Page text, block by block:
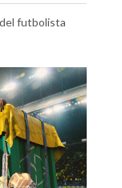
futbolista